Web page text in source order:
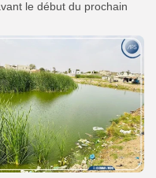
le début du prochain